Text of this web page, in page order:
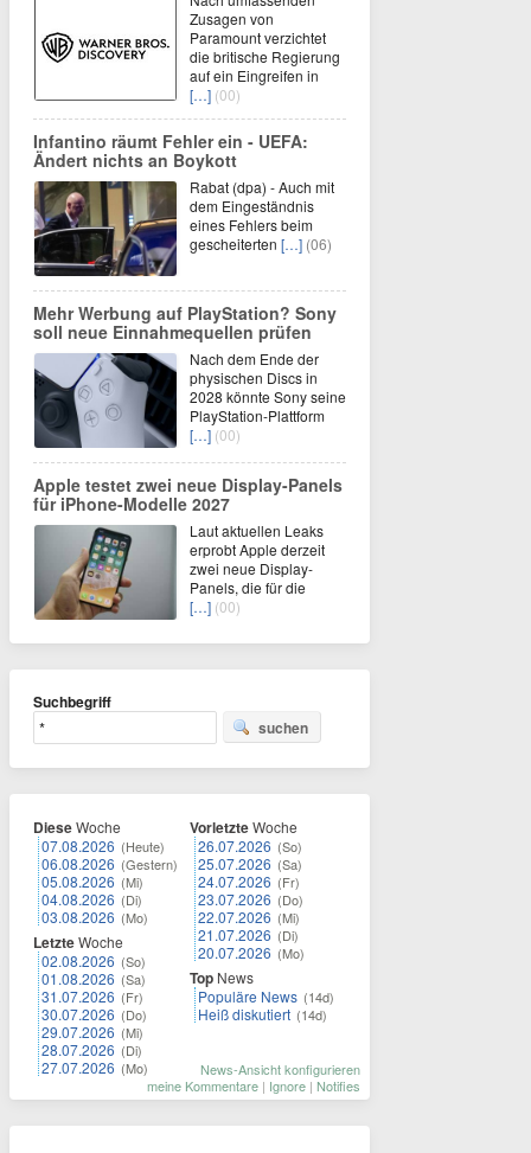
Zusagen von
Paramount verzichtet
die britische Regierung
auf ein Eingreifen in
[…] (00)
Infantino räumt Fehler ein - UEFA:
Ändert nichts an Boykott
Rabat (dpa) - Auch mit
dem Eingeständnis
eines Fehlers beim
gescheiterten […] (06)
Mehr Werbung auf PlayStation? Sony
soll neue Einnahmequellen prüfen
Nach dem Ende der
physischen Discs in
2028 könnte Sony seine
PlayStation-Plattform
[…] (00)
Apple testet zwei neue Display-Panels
für iPhone-Modelle 2027
Laut aktuellen Leaks
erprobt Apple derzeit
zwei neue Display-
Panels, die für die
[…] (00)
Suchbegriff
suchen
DieseWoche
07.08.2026 (Heute)
06.08.2026 (Gestern)
05.08.2026 (Mi)
04.08.2026 (Di)
03.08.2026 (Mo)
LetzteWoche
02.08.2026 (So)
01.08.2026 (Sa)
31.07.2026 (Fr)
30.07.2026 (Do)
29.07.2026 (Mi)
28.07.2026 (Di)
27.07.2026 (Mo)
VorletzteWoche
26.07.2026 (So)
25.07.2026 (Sa)
24.07.2026 (Fr)
23.07.2026 (Do)
22.07.2026 (Mi)
21.07.2026 (Di)
20.07.2026 (Mo)
Top News
Populäre News (14d)
Heiß diskutiert (14d)
News-Ansicht konfigurieren
meine Kommentare | Ignore | Notifies